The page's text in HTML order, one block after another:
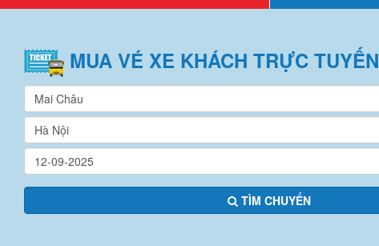
MUA VÉ XE KHÁCH TRỰC TUYẾN
TÌM CHUYẾN